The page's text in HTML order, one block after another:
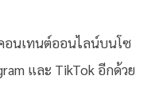
อนเทนต์ออนไลน์บนโซ
และ TikTok อีกด้วย